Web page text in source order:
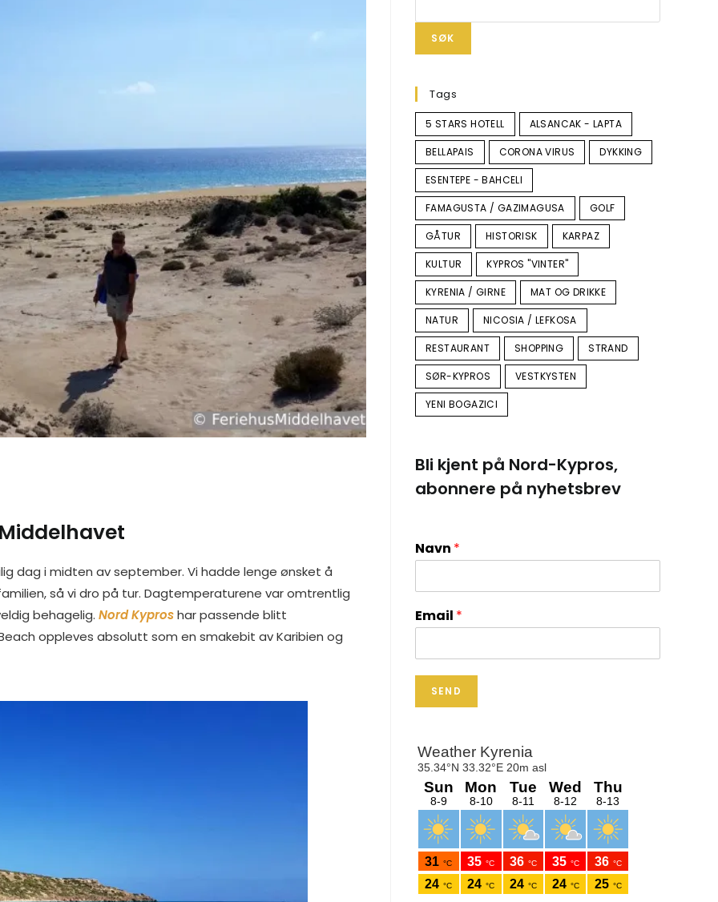
dag i midten av september. Vi hadde lenge ønsket å
så vi dro på tur. Dagtemperaturene var omtrentlig
behagelig. Nord Kyproshar passende blitt
oppleves absolutt som en smakebit av Karibien og
SØK
Tags
5 STARS HOTELL ALSANCAK - LAPTA
BELLAPAIS CORONA VIRUS DYKKING
ESENTEPE - BAHCELI
FAMAGUSTA / GAZIMAGUSA GOLF
GÅTUR HISTORISK KARPAZ
KULTUR KYPROS "VINTER"
KYRENIA / GIRNE MAT OG DRIKKE
NATUR NICOSIA / LEFKOSA
RESTAURANT SHOPPING STRAND
SØR-KYPROS VESTKYSTEN
YENI BOGAZICI
Bli kjent på Nord-Kypros,
abonnere på nyhetsbrev
Navn *
Email *
SEND